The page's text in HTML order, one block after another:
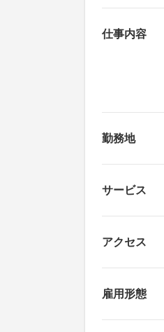
仕事内容
勤務地
サービス
アクセス
雇用形態